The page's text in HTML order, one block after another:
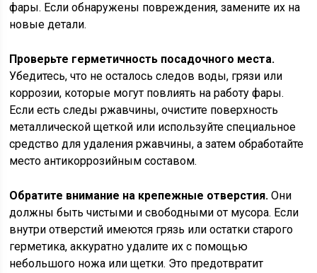
фары. Если обнаружены повреждения, замените их на
новые детали.
Проверьте герметичность посадочного места.
Убедитесь, что не осталось следов воды, грязи или
коррозии, которые могут повлиять на работу фары.
Если есть следы ржавчины, очистите поверхность
металлической щеткой или используйте специальное
средство для удаления ржавчины, а затем обработайте
место антикоррозийным составом.
Обратите внимание на крепежные отверстия. Они
должны быть чистыми и свободными от мусора. Если
внутри отверстий имеются грязь или остатки старого
герметика, аккуратно удалите их с помощью
небольшого ножа или щетки. Это предотвратит